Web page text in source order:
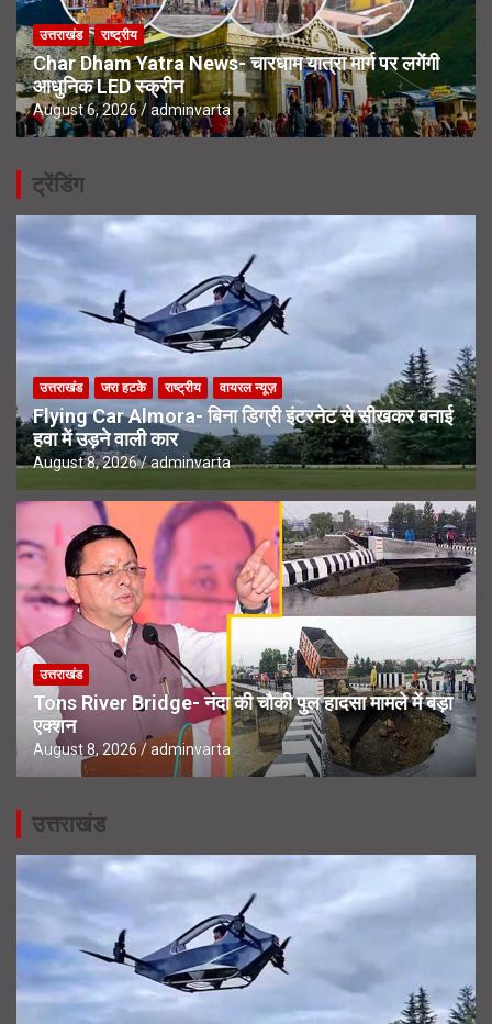
उत्तराखंड राष्ट्रीय
Char Dham Yatra News- चारधाम यात्रा मार्ग पर लगेंगी
आधुनिक LED स्क्रीन
August 6, 2026 adminvarta
ट्रेंडिंग
उत्तराखंड जरा हटके राष्ट्रीय वायरल न्यूज़
Flying Car Almora- बिना डिग्री इंटरनेट से सीखकर बनाई
हवा में उड़ने वाली कार
August 8, 2026 adminvarta
उत्तराखंड
Tons River Bridge- नंदा की चौकी पुल हादसा मामले में बड़ा
एक्शन
August 8, 2026 adminvarta
उत्तराखंड